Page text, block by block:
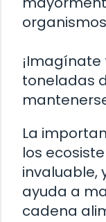
toneladas
La
los
invaluable,
ayuda a
cadena